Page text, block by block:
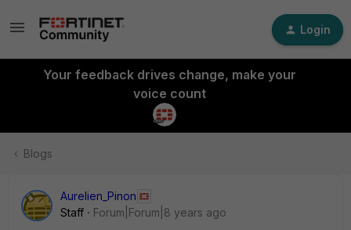
Login
Your feedback drives change, make your
voice count
Blogs
Aurelien_Pinon
Staff
Forum|Forum|8 years ago